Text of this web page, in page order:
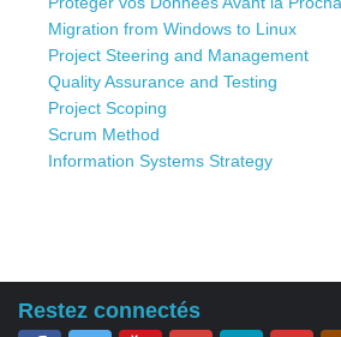
Migration from Windows to Linux
Project Steering and Management
Quality Assurance and Testing
Project Scoping
Scrum Method
Information Systems Strategy
Restez connectés